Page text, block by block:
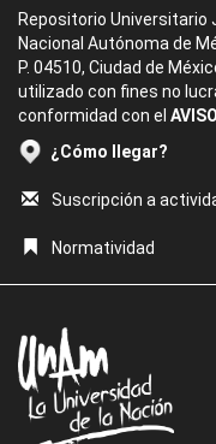
Repositorio Universitario
Nacional Autónoma de
P. 04510, Ciudad de
utilizado con fines no
conformidad con el
¿Cómo llegar?
Suscripción a
Normatividad